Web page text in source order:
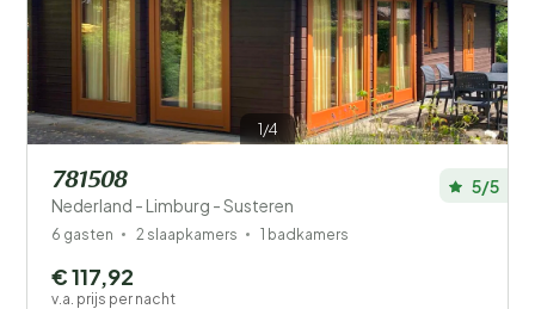
1/4
781508
Nederland - Limburg - Susteren
5/5
6 gasten 2 slaapkamers 1 badkamers
€ 117,92
v.a. prijs per nacht